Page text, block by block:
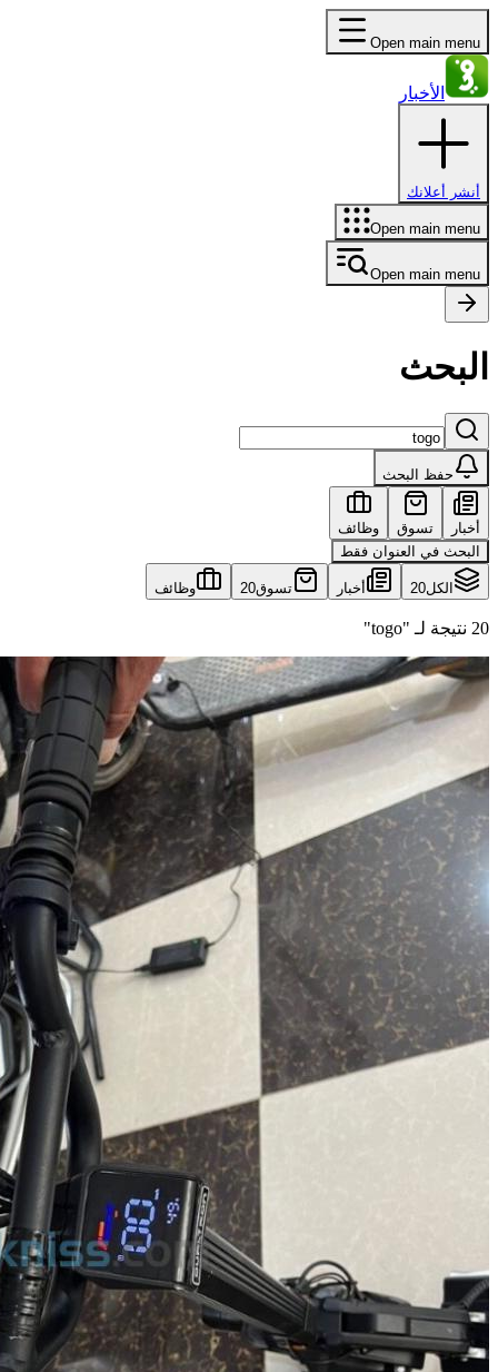
Open main menu
الأخبار
أنشر أعلانك
Open main menu
Open main menu
البحث
حفظ البحث
أخبار تسوق
وظائف
البحث في العنوان فقط
الكل20 أخبار تسوق20 وظائف
20 نتيجة لـ "togo"